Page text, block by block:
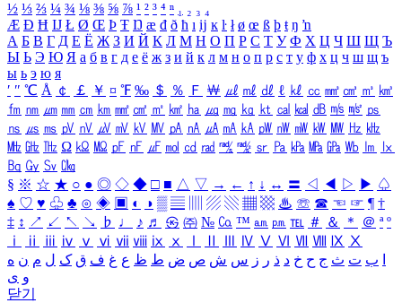
½ ⅓ ⅔ ¼ ¾ ⅛ ⅜ ⅝ ⅞ ¹ ² ³ ⁴ ⁿ ₁ ₂ ₃ ₄
Æ Ð Ħ Ĳ Ł Ø Œ Þ Ŧ Ŋ æ đ ð ħ ı ĳ ĸ ŀ ł ø œ ß þ ŧ ŋ ŉ
А Б В Г Д Е Ё Ж З И Й К Л М Н О П Р С Т У Ф Х Ц Ч Ш Щ Ъ
Ы Ь Э Ю Я а б в г д е ё ж з и й к л м н о п р с т у ф х ц ч ш щ ъ
ы ь э ю я
′ ″ ℃ Å ￠ ￡ ￥ ¤ ℉ ‰ ＄ ％ Ｆ ￦ ㎕ ㎖ ㎗ ℓ ㎘ ㏄ ㎣ ㎤ ㎥ ㎦
㎙ ㎚ ㎛ ㎜ ㎝ ㎞ ㎟ ㎠ ㎡ ㎢ ㏊ ㎍ ㎎ ㎏ ㏏ ㎈ ㎉ ㏈ ㎧ ㎨ ㎰
㎱ ㎲ ㎳ ㎴ ㎵ ㎶ ㎷ ㎸ ㎹ ㎀ ㎁ ㎂ ㎃ ㎄ ㎺ ㎻ ㎽ ㎾ ㎿ ㎐ ㎑
㎒ ㎓ ㎔ Ω ㏀ ㏁ ㎊ ㎋ ㎌ ㏖ ㏅ ㎭ ㎮ ㎯ ㏛ ㎩ ㎪ ㎫ ㎬ ㏝ ㏐
㏓
㏃ ㏉ ㏜ ㏆
§ ※ ☆ ★ ○ ● ◎ ◇ ◆ □ ■ △ ▽ → ← ↑ ↓ ↔ 〓 ◁ ◀ ▷ ▶ ♤
♠ ♡ ♥ ♧ ♣ ⊙ ◈ ▣ ◐ ◑ ▒ ▤ ▨ ▧ ▦ ▩ ♨ ☏ ☎ ☜ ☞ ¶ †
‡ ↕ ↗ ↙ ↖ ↘ ♭ ♩ ♪ ♬ ㉿ ㈜ № ㏇ ™ ㏂ ㏘ ℡ ＃ ＆ ＊ ＠ ª º
ⅰ
ⅱ ⅲ ⅳ ⅴ ⅵ ⅶ ⅷ ⅸ ⅹ Ⅳ Ⅴ Ⅵ Ⅶ Ⅷ Ⅸ Ⅹ
ب ت ث ج ح خ د ذ ر ز س ش ص ض ط ظ ع غ ف ق ک ل م ن ه
و ی
닫기